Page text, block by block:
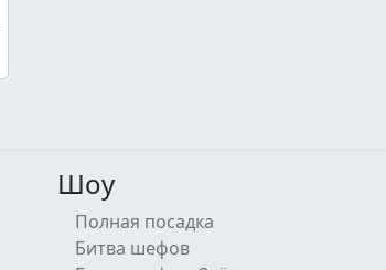
Шоу
Полная посадка
Битва шефов